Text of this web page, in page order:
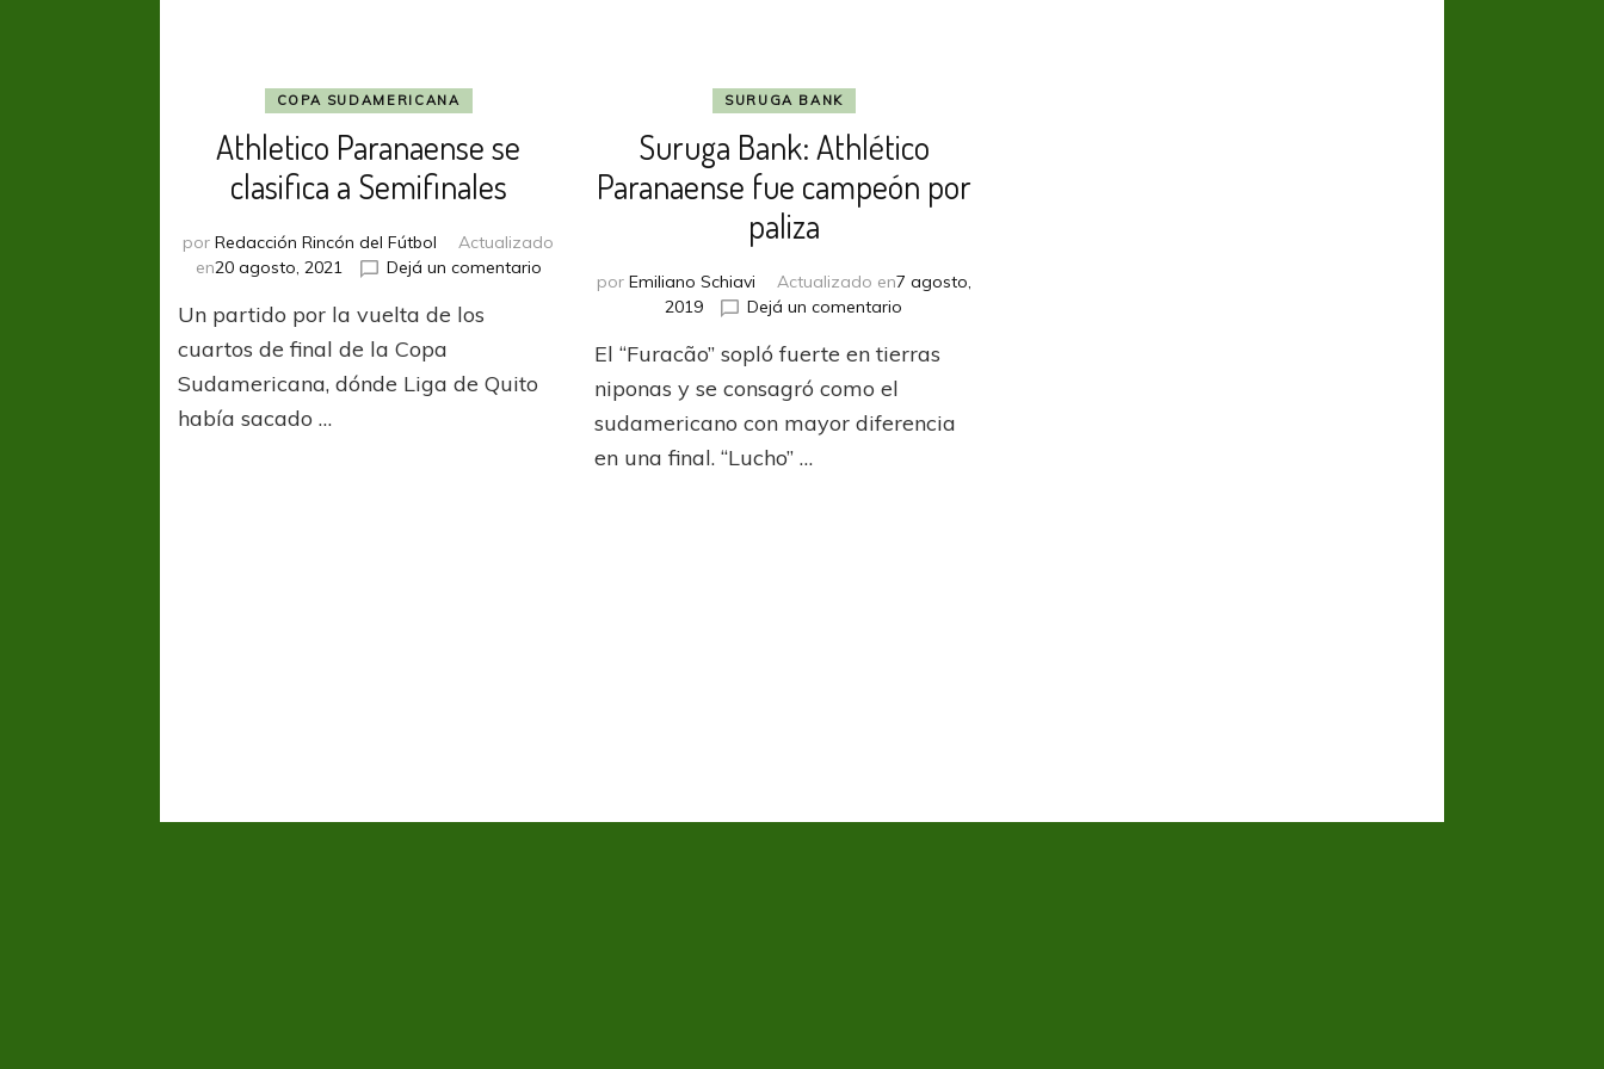
COPA SUDAMERICANA
Athletico Paranaense se
clasifica a Semifinales
porRedacción Rincón del Fútbol
Actualizado
en20 agosto, 2021 Dejá un comentarioen
Athletico
clasifica
Semifinales
Un partido por la vuelta de los
cuartos de final de la Copa
Sudamericana, dónde Liga de Quito
había sacado …
SURUGA BANK
Suruga Bank: Athlético
Paranaense fue campeón por
paliza
por Emiliano Schiavi Actualizado en7 agosto,
2019
Dejá un comentario
Bank:
fue
El “Furacão” sopló fuerte en tierras
niponas y se consagró como el
sudamericano con mayor diferencia
en una final. “Lucho” …